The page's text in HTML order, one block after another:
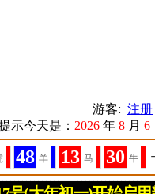
游客: 注册
示今天是： 2026 年 8 月 6